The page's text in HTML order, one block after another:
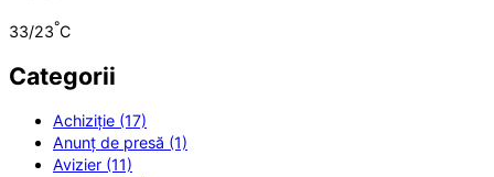
33/23°C
Categorii
Achiziție (17)
Anunț de presă (1)
Avizier (11)